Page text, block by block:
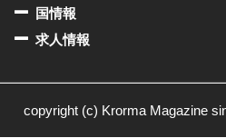
国情報
求人情報
copyright (c) Krorma Magazine